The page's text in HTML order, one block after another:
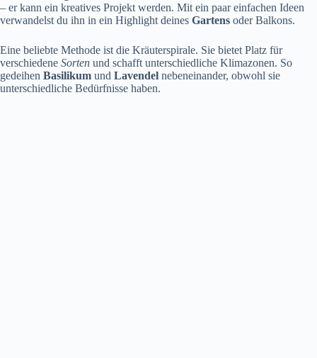
– er kann ein kreatives Projekt werden. Mit ein paar einfachen Ideen
verwandelst du ihn in ein Highlight deines Gartens oder Balkons.
Eine beliebte Methode ist die Kräuterspirale. Sie bietet Platz für
verschiedene Sorten und schafft unterschiedliche Klimazonen. So
gedeihen Basilikum und Lavendel nebeneinander, obwohl sie
unterschiedliche Bedürfnisse haben.